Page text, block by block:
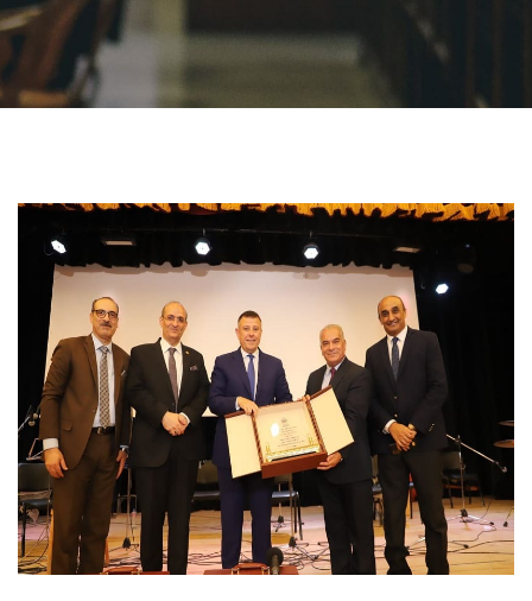
المراكز والوحدات
الأنظمة الذكية
تواصل معنا
الطلاب
هيئة التدريس
الدراسات العليا
الخريجين
الموظفون